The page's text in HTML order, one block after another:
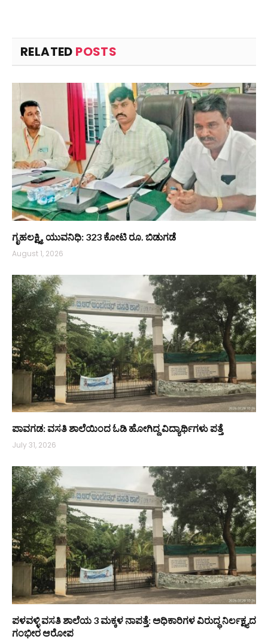
RELATED POSTS
ಗೃಹಲಕ್ಷ್ಮಿ, ಯುವನಿಧಿ: 323 ಕೋಟಿ ರೂ. ಬಿಡುಗಡೆ
August 1, 2026
ಪಾವಗಡ: ವಸತಿ ಶಾಲೆಯಿಂದ ಓಡಿ ಹೋಗಿದ್ದ ವಿದ್ಯಾರ್ಥಿಗಳು ಪತ್ತೆ
July 31, 2026
ಪಳವಳ್ಳಿ ವಸತಿ ಶಾಲೆಯ 3 ಮಕ್ಕಳ ನಾಪತ್ತೆ: ಅಧಿಕಾರಿಗಳ ವಿರುದ್ಧ ನಿರ್ಲಕ್ಷ್ಯದ
ಗಂಭೀರ ಆರೋಪ